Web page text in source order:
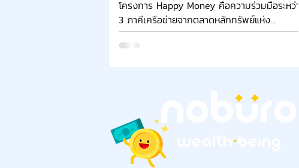
โครงการ Happy Money คือความร่วมมือระหว่าง
3 ภาคีเครือข่ายจากตลาดหลักทรัพย์แห่ง
ประเทศไทย, ธนาคารเกียรตินาคินภัทร และ โนบูโร
แพลตฟอร์ม ...